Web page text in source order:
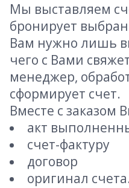
Мы выставляем
бронирует
Вам нужно лишь
чего с Вами
менеджер,
сформирует счет.
Вместе с заказом
акт
счет-фактуру
договор
оригинал счета.